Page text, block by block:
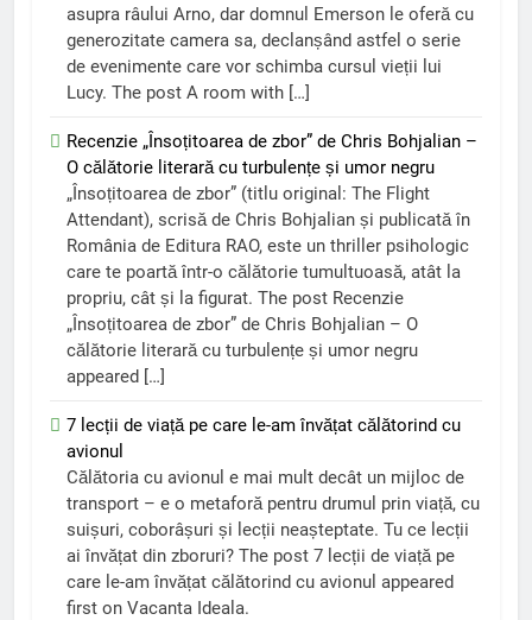
asupra râului Arno, dar domnul Emerson le oferă cu
generozitate camera sa, declanșând astfel o serie
de evenimente care vor schimba cursul vieții lui
Lucy. The post A room with […]
Recenzie „Însoțitoarea de zbor” de Chris Bohjalian –
O călătorie literară cu turbulențe și umor negru
„Însoțitoarea de zbor” (titlu original: The Flight
Attendant), scrisă de Chris Bohjalian și publicată în
România de Editura RAO, este un thriller psihologic
care te poartă într-o călătorie tumultuoasă, atât la
propriu, cât și la figurat. The post Recenzie
„Însoțitoarea de zbor” de Chris Bohjalian – O
călătorie literară cu turbulențe și umor negru
appeared […]
7 lecții de viață pe care le-am învățat călătorind cu
avionul
Călătoria cu avionul e mai mult decât un mijloc de
transport – e o metaforă pentru drumul prin viață, cu
suișuri, coborâșuri și lecții neașteptate. Tu ce lecții
ai învățat din zboruri? The post 7 lecții de viață pe
care le-am învățat călătorind cu avionul appeared
first on Vacanta Ideala.